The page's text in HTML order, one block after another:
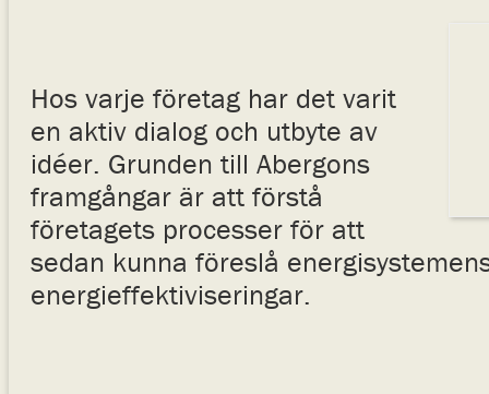
Hos varje företag har det varit
en aktiv dialog och utbyte av
idéer. Grunden till Abergons
framgångar är att förstå
företagets processer för att
sedan kunna föreslå
energieffektiviseringar.